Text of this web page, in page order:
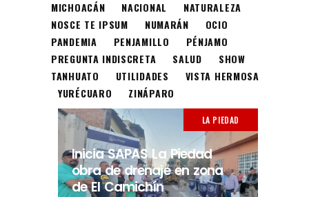
MICHOACÁN NACIONAL
NATURALEZA
NOSCE TE IPSUM
NUMARÁN
OCIO
PANDEMIA
PENJAMILLO
PÉNJAMO
PREGUNTA INDISCRETA
SALUD
SHOW
TANHUATO
UTILIDADES
VISTA HERMOSA
YURÉCUARO
ZINÁPARO
LA PIEDAD
Inicia SAPAS La Piedad
obra de drenaje en zona
de El Camichín